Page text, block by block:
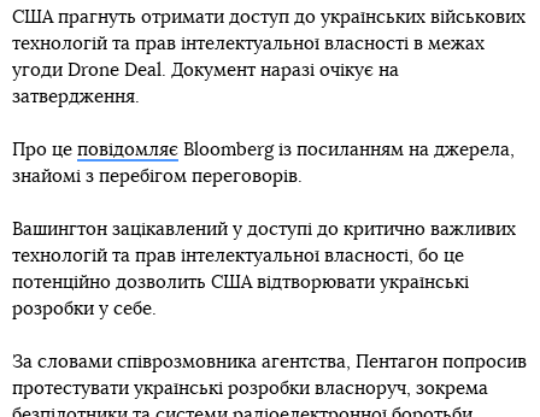
США прагнуть отримати доступ до українських військових
технологій та прав інтелектуальної власності в межах
угоди Drone Deal. Документ наразі очікує на
затвердження.
Про це повідомляє Bloomberg із посиланням на джерела,
знайомі з перебігом переговорів.
Вашингтон зацікавлений у доступі до критично важливих
технологій та прав інтелектуальної власності, бо це
потенційно дозволить США відтворювати українські
розробки у себе.
За словами співрозмовника агентства, Пентагон попросив
протестувати українські розробки власноруч, зокрема